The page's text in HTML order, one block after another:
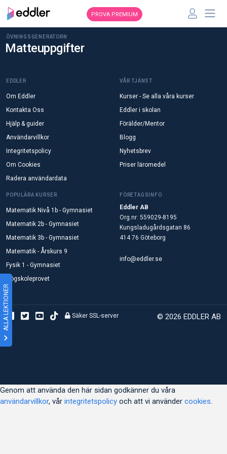
ALLA LEKTIONER
PROVA PREMIUM
ÖVNINGSGENERATORN
Matteuppgifter
EDDLER
Om Eddler
Kontakta Oss
Hjälp & guider
Användarvillkor
Integritetspolicy
Om Cookies
Radera användardata
VÅR TJÄNST
Kurser - Se alla våra kurser
Eddler i skolan
Förälder/Mentor
Blogg
Nyhetsbrev
Priser läromedel
POPULÄRA KURSER
Matematik Nivå 1b - Gymnasiet
Matematik 2b - Gymnasiet
Matematik 3b - Gymnasiet
Matematik - Årskurs 9
Fysik 1 - Gymnasiet
Högskoleprovet
FÖRETAGSINFO
Eddler AB
Org.nr: 559029-8195
Kungsladugårdsgatan 86
414 76 Göteborg
info@eddler.se
© 2026 EDDLER AB
Säker SSL-server
Genom att använda den här sidan godkänner du våra
användarvillkor, vår integritetspolicy och att vi använder cookies.